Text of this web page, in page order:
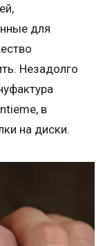
для
Незадолго
в
на диски.